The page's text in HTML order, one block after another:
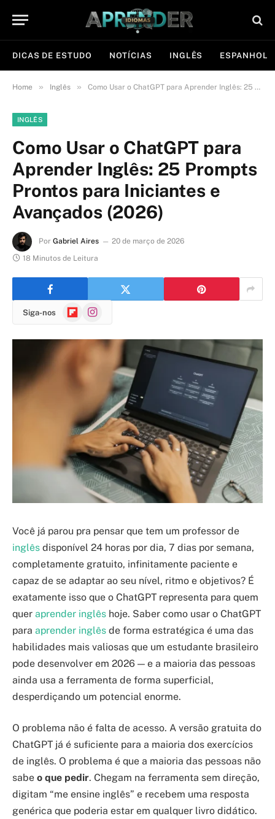
DICAS DE ESTUDO NOTÍCIAS INGLÊS ESPANHOL
Home » Inglês » Como Usar o ChatGPT para Aprender Inglês: 25 Prompts Prontos para Iniciantes e Avançados (2026)
INGLÊS
Como Usar o ChatGPT para
Aprender Inglês: 25 Prompts
Prontos para Iniciantes e
Avançados (2026)
Por Gabriel Aires
20 de março de 2026
18 Minutos de Leitura
Siga-nos FlipboardInstagram
Você já parou pra pensar que tem um professor de
inglês disponível 24 horas por dia, 7 dias por semana,
completamente gratuito, infinitamente paciente e
capaz de se adaptar ao seu nível, ritmo e objetivos? É
exatamente isso que o ChatGPT representa para quem
quer aprender inglês hoje. Saber como usar o ChatGPT
para aprender inglês de forma estratégica é uma das
habilidades mais valiosas que um estudante brasileiro
pode desenvolver em 2026 — e a maioria das pessoas
ainda usa a ferramenta de forma superficial,
desperdiçando um potencial enorme.
O problema não é falta de acesso. A versão gratuita do
ChatGPT já é suficiente para a maioria dos exercícios
de inglês. O problema é que a maioria das pessoas não
sabe o que pedir. Chegam na ferramenta sem direção,
digitam “me ensine inglês” e recebem uma resposta
genérica que poderia estar em qualquer livro didático.